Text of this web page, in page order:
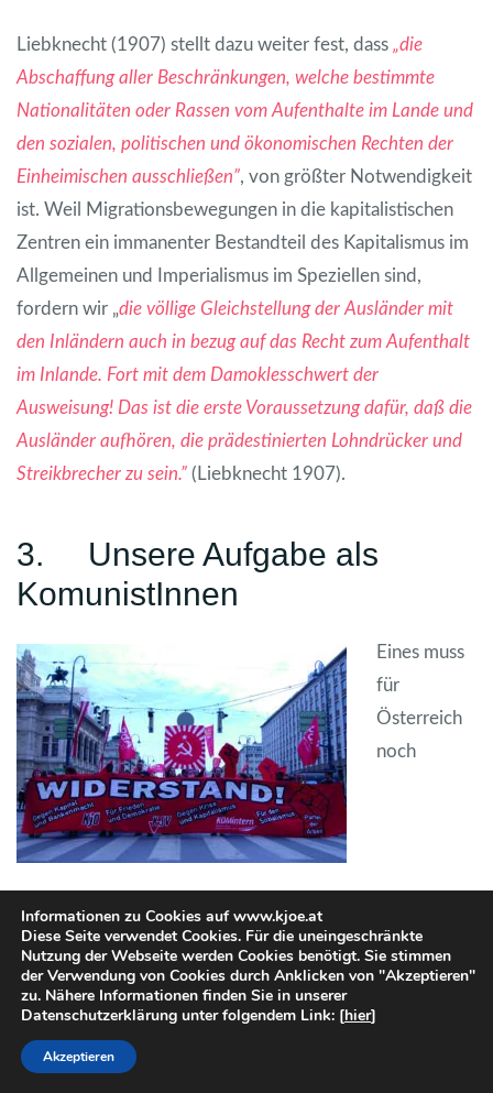
Liebknecht (1907) stellt dazu weiter fest, dass „die
Abschaffung aller Beschränkungen, welche bestimmte
Nationalitäten oder Rassen vom Aufenthalte im Lande und
den sozialen, politischen und ökonomischen Rechten der
Einheimischen ausschließen”, von größter Notwendigkeit
ist. Weil Migrationsbewegungen in die kapitalistischen
Zentren ein immanenter Bestandteil des Kapitalismus im
Allgemeinen und Imperialismus im Speziellen sind,
fordern wir „die völlige Gleichstellung der Ausländer mit
den Inländern auch in bezug auf das Recht zum Aufenthalt
im Inlande. Fort mit dem Damoklesschwert der
Ausweisung! Das ist die erste Voraussetzung dafür, daß die
Ausländer aufhören, die prädestinierten Lohndrücker und
Streikbrecher zu sein.” (Liebknecht 1907).
3. Unsere Aufgabe als
KomunistInnen
Eines muss
für
Österreich
noch
festgehalten werden, eine von Bürgerlichen, Rechten
und auch SozialdemokratInnen vielfach beschworene
Ressourcenknappheit gibt es objektiv nicht. Das reichste
Prozent der ÖsterreicherInnen verfügt über ein
Vermögen von knapp 500 Milliarden Euro und
Steuergeldern sind in der notwendigen Höhe vorhanden,
Informationen zu Cookies auf www.kjoe.at
Diese Seite verwendet Cookies. Für die uneingeschränkte
Nutzung der Webseite werden Cookies benötigt. Sie stimmen
der Verwendung von Cookies durch Anklicken von "Akzeptieren"
zu. Nähere Informationen finden Sie in unserer
Datenschutzerklärung unter folgendem Link: [hier]
Akzeptieren